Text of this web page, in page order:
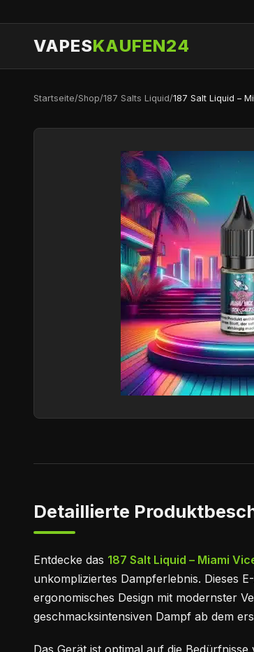
VAPESKAUFEN24
Startseite/Shop/187 Salts Liquid/187 Salt Liquid –
Detaillierte
Entdecke das 187 Salt Liquid – Miami
unkompliziertes Dampferlebnis. Dieses
ergonomisches Design mit modernster
geschmacksintensiven Dampf ab dem
Das Gerät ist optimal auf die